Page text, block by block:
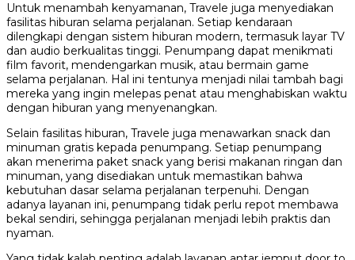
Untuk menambah kenyamanan, Travele juga menyediakan
fasilitas hiburan selama perjalanan. Setiap kendaraan
dilengkapi dengan sistem hiburan modern, termasuk layar TV
dan audio berkualitas tinggi. Penumpang dapat menikmati
film favorit, mendengarkan musik, atau bermain game
selama perjalanan. Hal ini tentunya menjadi nilai tambah bagi
mereka yang ingin melepas penat atau menghabiskan waktu
dengan hiburan yang menyenangkan.
Selain fasilitas hiburan, Travele juga menawarkan snack dan
minuman gratis kepada penumpang. Setiap penumpang
akan menerima paket snack yang berisi makanan ringan dan
minuman, yang disediakan untuk memastikan bahwa
kebutuhan dasar selama perjalanan terpenuhi. Dengan
adanya layanan ini, penumpang tidak perlu repot membawa
bekal sendiri, sehingga perjalanan menjadi lebih praktis dan
nyaman.